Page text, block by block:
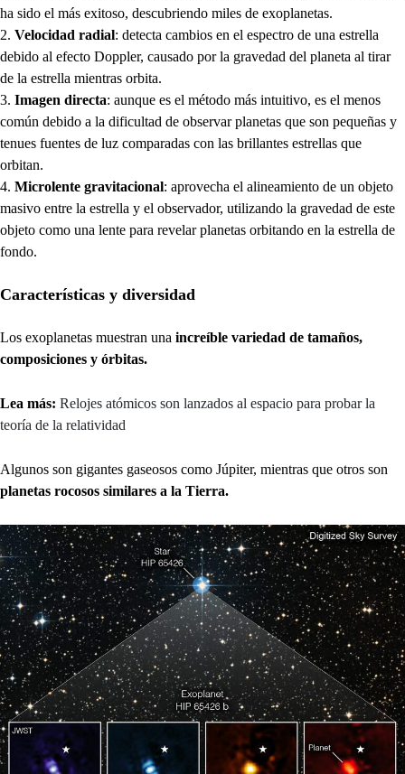
ha sido el más exitoso, descubriendo miles de exoplanetas.
Velocidad radial: detecta cambios en el espectro de una estrella
debido al efecto Doppler, causado por la gravedad del planeta al tirar
de la estrella mientras orbita.
Imagen directa: aunque es el método más intuitivo, es el menos
común debido a la dificultad de observar planetas que son pequeñas y
tenues fuentes de luz comparadas con las brillantes estrellas que
orbitan.
Microlente gravitacional: aprovecha el alineamiento de un objeto
masivo entre la estrella y el observador, utilizando la gravedad de este
objeto como una lente para revelar planetas orbitando en la estrella de
fondo.
Características y diversidad
Los exoplanetas muestran una increíble variedad de tamaños,
composiciones y órbitas.
Lea más: Relojes atómicos son lanzados al espacio para probar la
teoría de la relatividad
Algunos son gigantes gaseosos como Júpiter, mientras que otros son
planetas rocosos similares a la Tierra.